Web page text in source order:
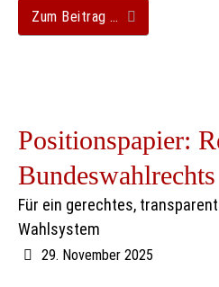
Zum Beitrag …
Positionspapier:
Bundeswahlrechts
Für ein gerechtes,
Wahlsystem
29. November 2025